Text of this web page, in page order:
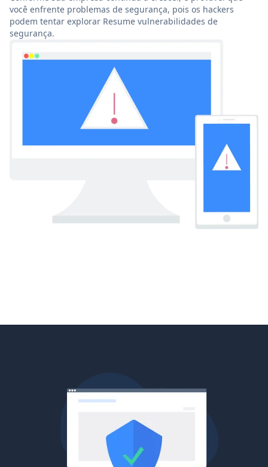
você enfrente problemas de segurança, pois os hackers
podem tentar explorar Resume vulnerabilidades de
segurança.